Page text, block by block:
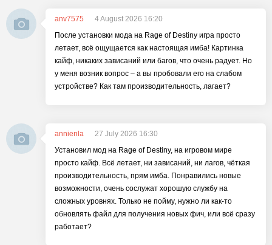
anv7575
4 August 2026 16:20
После установки мода на Rage of Destiny игра просто
летает, всё ощущается как настоящая имба! Картинка
кайф, никаких зависаний или багов, что очень радует. Но
у меня возник вопрос – а вы пробовали его на слабом
устройстве? Как там производительность, лагает?
annienla
27 July 2026 16:30
Установил мод на Rage of Destiny, на игровом мире
просто кайф. Всё летает, ни зависаний, ни лагов, чёткая
производительность, прям имба. Понравились новые
возможности, очень сослужат хорошую службу на
сложных уровнях. Только не пойму, нужно ли как-то
обновлять файл для получения новых фич, или всё сразу
работает?